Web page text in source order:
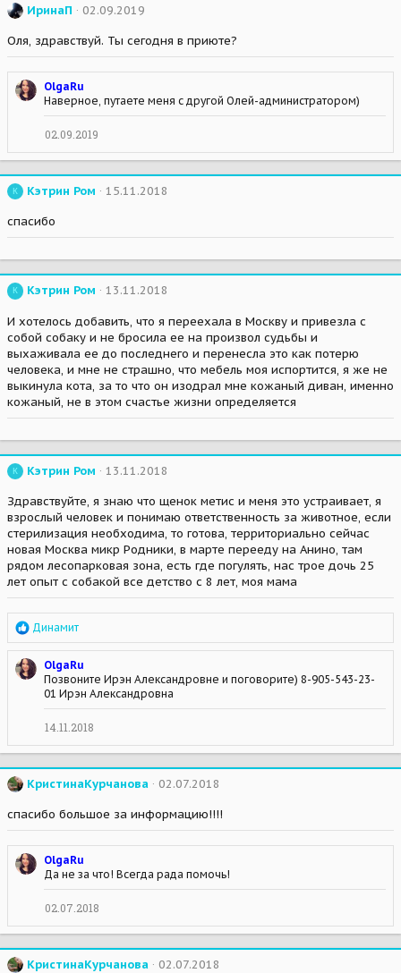
ИринаП 02.09.2019
Оля, здравствуй. Ты сегодня в приюте?
OlgaRu
Наверное, путаете меня с другой Олей-администратором)
02.09.2019
К Кэтрин Ром 15.11.2018
спасибо
К Кэтрин Ром 13.11.2018
И хотелось добавить, что я переехала в Москву и привезла с
собой собаку и не бросила ее на произвол судьбы и
выхаживала ее до последнего и перенесла это как потерю
человека, и мне не страшно, что мебель моя испортится, я же не
выкинула кота, за то что он изодрал мне кожаный диван, именно
кожаный, не в этом счастье жизни определяется
К Кэтрин Ром 13.11.2018
Здравствуйте, я знаю что щенок метис и меня это устраивает, я
взрослый человек и понимаю ответственность за животное, если
стерилизация необходима, то готова, территориально сейчас
новая Москва микр Родники, в марте перееду на Анино, там
рядом лесопарковая зона, есть где погулять, нас трое дочь 25
лет опыт с собакой все детство с 8 лет, моя мама
R
e
a
c
:
Динамит
OlgaRu
Позвоните Ирэн Александровне и поговорите) 8-905-543-23-
01 Ирэн Александровна
14.11.2018
КристинаКурчанова 02.07.2018
спасибо большое за информацию!!!!
OlgaRu
Да не за что! Всегда рада помочь!
02.07.2018
КристинаКурчанова 02.07.2018